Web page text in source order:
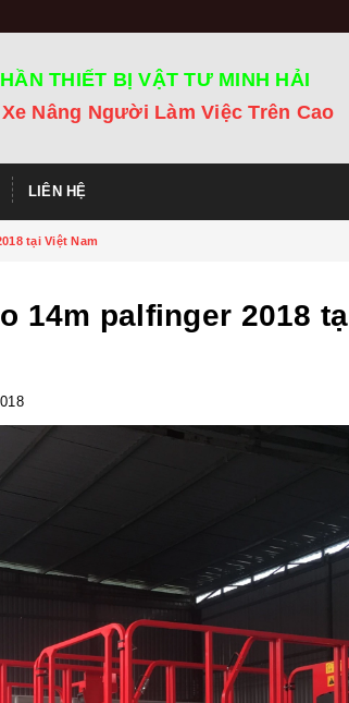
THIẾT BỊ VẬT TƯ MINH HẢI
Nâng Người Làm Việc Trên Cao
LIÊN HỆ
tại Việt Nam
14m palfinger 2018